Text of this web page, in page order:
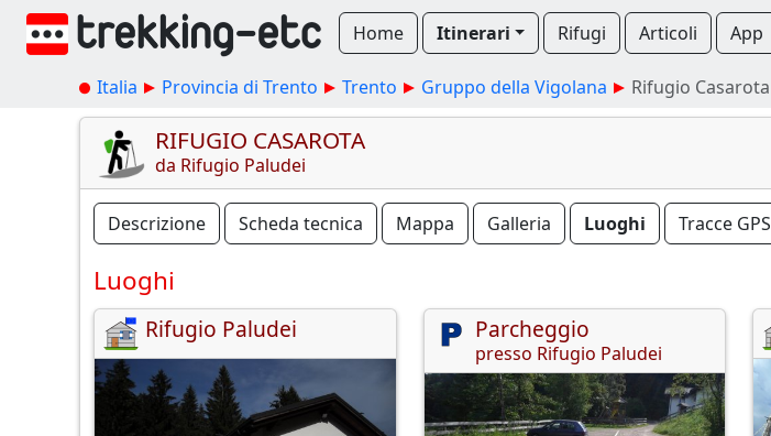
Home Itinerari Rifugi Articoli App
Italia Provincia di Trento Trento Gruppo della Vigolana Rifugio Casarota
RIFUGIO CASAROTA
da Rifugio Paludei
Descrizione Scheda tecnica Mappa Galleria Luoghi Tracce GPS
Luoghi
Rifugio Paludei Parcheggio
presso Rifugio Paludei